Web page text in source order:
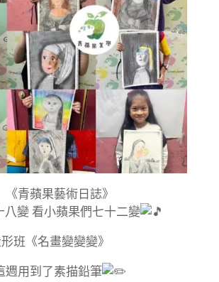
《青蘋果藝術日誌》
八變 看小蘋果們七十二變
班《名畫變變變》
週用到了素描鉛筆